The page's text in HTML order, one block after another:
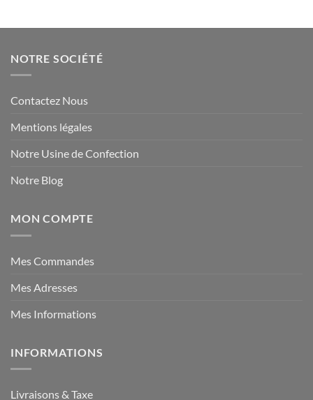
NOTRE SOCIÉTÉ
Contactez Nous
Mentions légales
Notre Usine de Confection
Notre Blog
MON COMPTE
Mes Commandes
Mes Adresses
Mes Informations
INFORMATIONS
Livraisons & Taxe